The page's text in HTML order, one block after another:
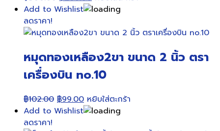
price
฿300.00.
price
฿260.00.
Add to Wishlist
ลดราคา!
หมุดทองเหลือง2ขา ขนาด 2 นิ้ว ตรา
เครื่องบิน no.10
฿102.00 Original
price
฿99.00Current
price
หยิบใส่ตะกร้า
Add to Wishlist
ลดราคา!